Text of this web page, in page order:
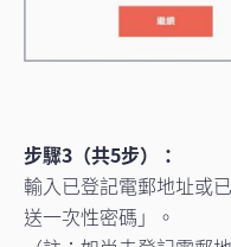
步驟3（共5步）：
輸入已登記電郵地址或
送一次性密碼」。